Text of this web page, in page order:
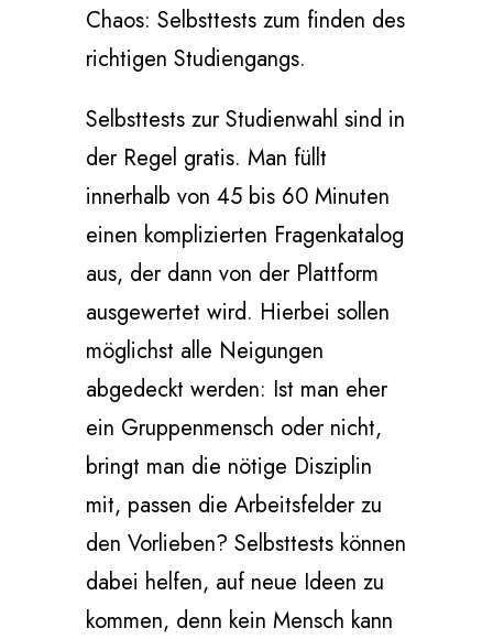
Chaos: Selbsttests zum finden des
richtigen Studiengangs.
Selbsttests zur Studienwahl sind in
der Regel gratis. Man füllt
innerhalb von 45 bis 60 Minuten
einen komplizierten Fragenkatalog
aus, der dann von der Plattform
ausgewertet wird. Hierbei sollen
möglichst alle Neigungen
abgedeckt werden: Ist man eher
ein Gruppenmensch oder nicht,
bringt man die nötige Disziplin
mit, passen die Arbeitsfelder zu
den Vorlieben? Selbsttests können
dabei helfen, auf neue Ideen zu
kommen, denn kein Mensch kann